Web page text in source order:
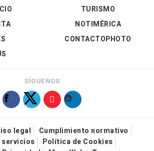
TURISMO
NOTIMÉRICA
CONTACTOPHOTO
SÍGUENOS
legal
Cumplimiento normativo
servicios
Política de Cookies